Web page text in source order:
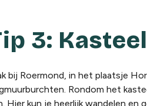
3:
bij Roermond, in het plaatsje
Rondom het
Hier kun je heerlijk wandelen